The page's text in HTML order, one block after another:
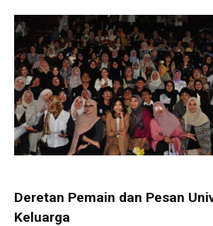
Deretan Pemain dan Pesan
Keluarga